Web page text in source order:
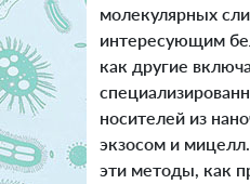
молекулярных
интересующим
как другие
носителей из
экзосом и
эти методы, как